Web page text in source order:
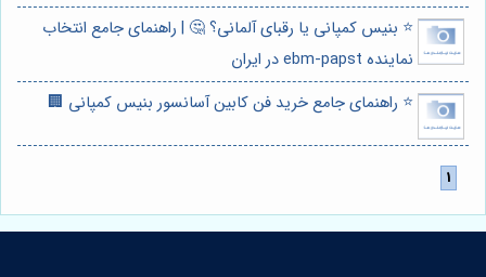
⭐️ بنیس کمپانی یا رقبای آلمانی؟ 🤔 | راهنمای جامع انتخاب
نماینده ebm-papst در ایران
⭐️ راهنمای جامع خرید فن کابین آسانسور بنیس کمپانی 🏢